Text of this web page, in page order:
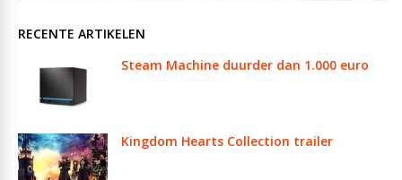
RECENTE ARTIKELEN
Steam Machine duurder dan 1.000 euro
Kingdom Hearts Collection trailer